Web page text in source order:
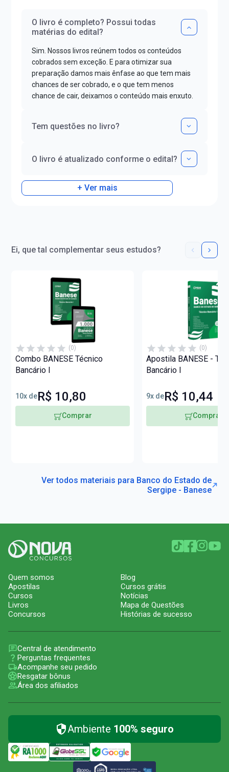
O livro é completo? Possui todas
matérias do edital?
Sim. Nossos livros reúnem todos os conteúdos
cobrados sem exceção. E para otimizar sua
preparação damos mais ênfase ao que tem mais
chances de ser cobrado, e o que tem menos
chance de cair, deixamos o conteúdo mais enxuto.
Tem questões no livro?
O livro é atualizado conforme o edital?
+ Ver mais
Ei, que tal complementar seus estudos?
(0)
Combo BANESE Técnico
Bancário I
10x deR$ 10,80
Comprar
(0)
Apostila BANESE -
Bancário I
9x deR$ 10,44
Comprar
Ver todos materiais para Banco do Estado de
Sergipe - Banese
Quem somos
Apostilas
Cursos
Livros
Concursos
Blog
Cursos grátis
Notícias
Mapa de Questões
Histórias de sucesso
Central de atendimento
Perguntas frequentes
Acompanhe seu pedido
Resgatar bônus
Área dos afiliados
Ambiente 100% seguro